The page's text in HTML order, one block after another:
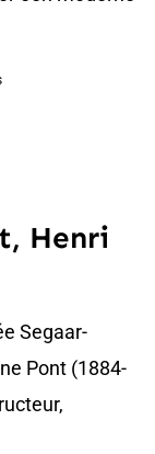
Henri
Segaar-
Pont (1884-